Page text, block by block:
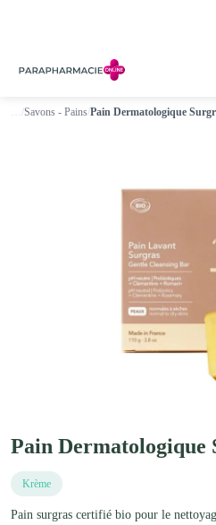
…/Savons - Pains/Pain Dermatologique
Pain Dermatologique
Krème
Pain surgras certifié bio pour le